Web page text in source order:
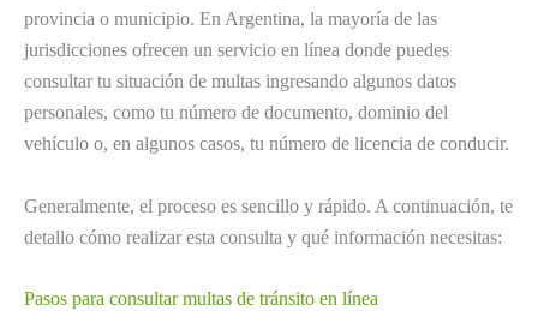
provincia o municipio. En Argentina, la mayoría de las
jurisdicciones ofrecen un servicio en línea donde puedes
consultar tu situación de multas ingresando algunos datos
personales, como tu número de documento, dominio del
vehículo o, en algunos casos, tu número de licencia de conducir.
Generalmente, el proceso es sencillo y rápido. A continuación, te
detallo cómo realizar esta consulta y qué información necesitas:
Pasos para consultar multas de tránsito en línea